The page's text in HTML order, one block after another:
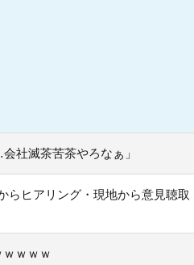
社滅茶苦茶やろなぁ」
らヒアリング・現地から意見聴取
ｗｗｗ